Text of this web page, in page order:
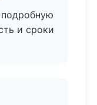
и сроки